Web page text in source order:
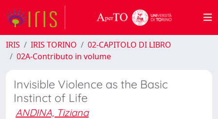
IRIS IRIS TORINO
02-CAPITOLO DI LIBRO
02A-Contributo in volume
Invisible Violence as the Basic
Instinct of Life
ANDINA, Tiziana